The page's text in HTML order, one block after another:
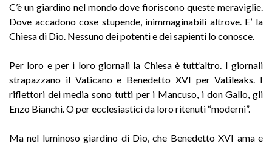
C’è un giardino nel mondo dove fioriscono queste meraviglie.
Dove accadono cose stupende, inimmaginabili altrove. E’ la
Chiesa di Dio. Nessuno dei potenti e dei sapienti lo conosce.
Per loro e per i loro giornali la Chiesa è tutt’altro. I giornali
strapazzano il Vaticano e Benedetto XVI per Vatileaks. I
riflettori dei media sono tutti per i Mancuso, i don Gallo, gli
Enzo Bianchi. O per ecclesiastici da loro ritenuti “moderni”.
Ma nel luminoso giardino di Dio, che Benedetto XVI ama e